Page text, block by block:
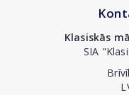
Klasiskās
SIA